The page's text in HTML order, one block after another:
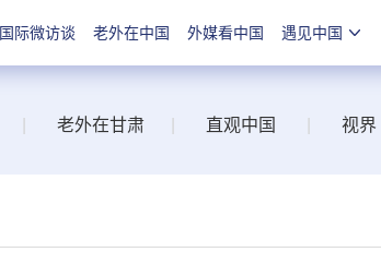
国际微访谈 老外在中国 外媒看中国 遇见中国
老外在甘肃 直观中国 视界